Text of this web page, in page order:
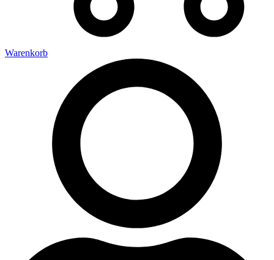
Warenkorb